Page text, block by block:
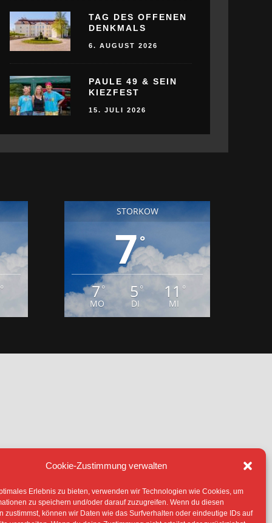
Cookie-Zustimmung verwalten
Erlebnis zu bieten, verwenden wir Technologien wie Cookies, um
zu speichern und/oder darauf zuzugreifen. Wenn du diesen
zustimmst, können wir Daten wie das Surfverhalten oder eindeutige IDs auf
TAG DES OFFENEN
DENKMALS
6. AUGUST 2026
PAULE 49 & SEIN
KIEZFEST
15. JULI 2026
°
STORKOW
7°
7°
MO
5°
DI
11 °
MI
(EU)
-SOFERN NICHT ANDERS
DER RECHTEINHABER